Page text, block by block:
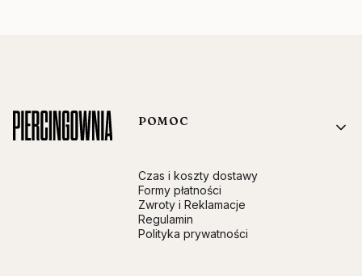
Linki w stopce
POMOC
Czas i koszty dostawy
Formy płatności
Zwroty i Reklamacje
Regulamin
Polityka prywatności